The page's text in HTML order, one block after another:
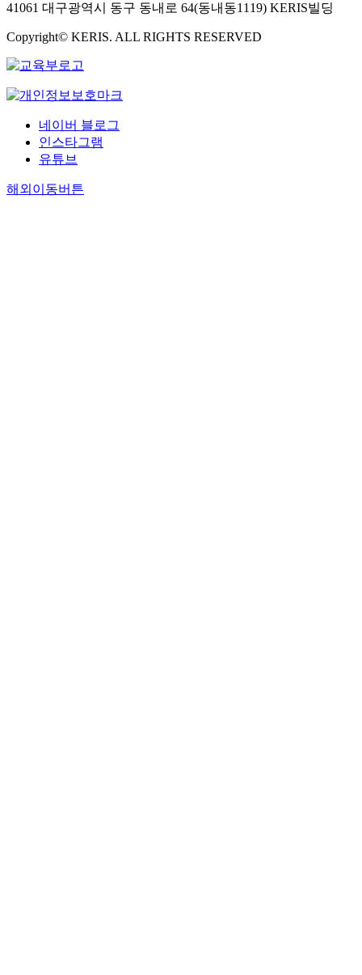
41061 대구광역시 동구 동내로 64(동내동1119) KERIS빌딩
Copyright© KERIS. ALL RIGHTS RESERVED
네이버 블로그
인스타그램
유튜브
해외이동버튼